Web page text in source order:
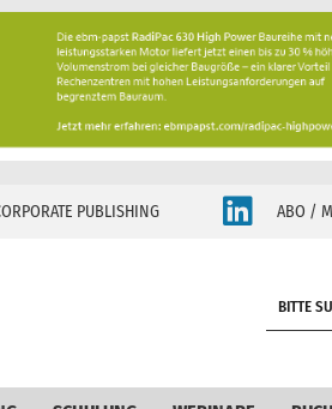
PUBLISHING ABO /